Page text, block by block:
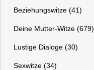
Beziehungswitze (41)
Deine Mutter-Witze (679)
Lustige Dialoge (30)
Sexwitze (34)